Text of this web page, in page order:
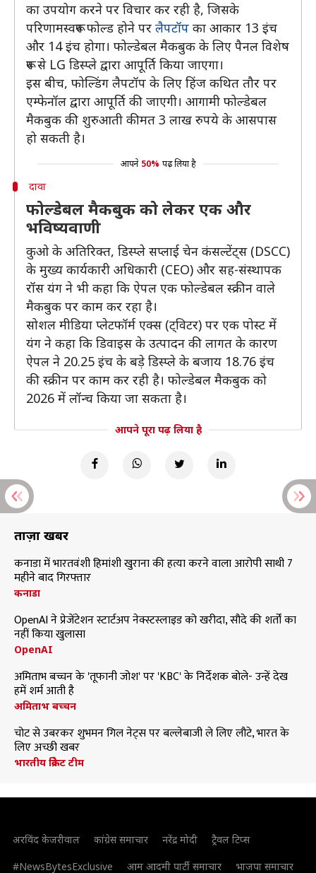
का उपयोग करने पर विचार कर रही है, जिसके
परिणामस्वरूप फोल्ड होने पर लैपटॉप का आकार 13 इंच
और 14 इंच होगा। फोल्डेबल मैकबुक के लिए पैनल विशेष
रूप से LG डिस्प्ले द्वारा आपूर्ति किया जाएगा।
इस बीच, फोल्डिंग लैपटॉप के लिए हिंज कथित तौर पर
एम्फेनॉल द्वारा आपूर्ति की जाएगी। आगामी फोल्डेबल
मैकबुक की शुरुआती कीमत 3 लाख रुपये के आसपास
हो सकती है।
आपने 50% पढ़ लिया है
दावा
फोल्डेबल मैकबुक को लेकर एक और
भविष्यवाणी
कुओ के अतिरिक्त, डिस्प्ले सप्लाई चेन कंसल्टेंट्स (DSCC)
के मुख्य कार्यकारी अधिकारी (CEO) और सह-संस्थापक
रॉस यंग ने भी कहा कि ऐपल एक फोल्डेबल स्क्रीन वाले
मैकबुक पर काम कर रहा है।
सोशल मीडिया प्लेटफॉर्म एक्स (ट्विटर) पर एक पोस्ट में
यंग ने कहा कि डिवाइस के उत्पादन की लागत के कारण
ऐपल ने 20.25 इंच के बड़े डिस्प्ले के बजाय 18.76 इंच
की स्क्रीन पर काम कर रही है। फोल्डेबल मैकबुक को
2026 में लॉन्च किया जा सकता है।
आपने पूरा पढ़ लिया है
ताज़ा खबरें
कनाडा में भारतवंशी हिमांशी खुराना की हत्या करने वाला आरोपी साथी 7
महीने बाद गिरफ्तार
कनाडा
OpenAI ने प्रेजेंटेशन स्टार्टअप नेक्स्टस्लाइड को खरीदा, सौदे की शर्तों का
नहीं किया खुलासा
OpenAI
अमिताभ बच्चन के 'तूफानी जोश' पर 'KBC' के निर्देशक बोले- उन्हें देख
हमें शर्म आती है
अमिताभ बच्चन
चोट से उबरकर शुभमन गिल नेट्स पर बल्लेबाजी ले लिए लौटे, भारत के
लिए अच्छी खबर
भारतीय क्रिकेट टीम
अरविंद केजरीवाल कांग्रेस समाचार नरेंद्र मोदी
ट्रैवल टिप्स
#NewsBytesExclusive
आम आदमी पार्टी समाचार भाजपा समाचार